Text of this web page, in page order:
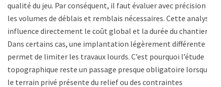
qualité du jeu. Par conséquent, il faut évaluer avec précision
les volumes de déblais et remblais nécessaires. Cette analyse
influence directement le coût global et la durée du chantier.
Dans certains cas, une implantation légèrement différente
permet de limiter les travaux lourds. C’est pourquoi l’étude
topographique reste un passage presque obligatoire lorsque
le terrain privé présente du relief ou des contraintes